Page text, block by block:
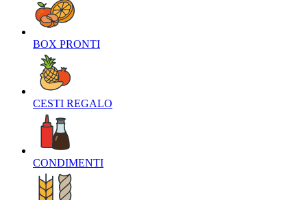
BOX PRONTI‎
CESTI REGALO‎
CONDIMENTI‎